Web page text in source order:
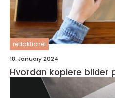
redaktionel
18. January 2024
Hvordan kopiere bilder